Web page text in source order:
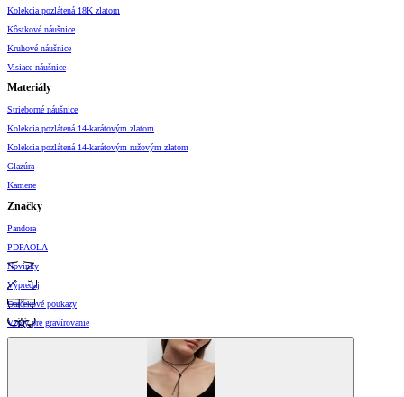
Kolekcia pozlátená 18K zlatom
Kôstkové náušnice
Kruhové náušnice
Visiace náušnice
Materiály
Strieborné náušnice
Kolekcia pozlátená 14-karátovým zlatom
Kolekcia pozlátená 14-karátovým ružovým zlatom
Glazúra
Kamene
Značky
Pandora
PDPAOLA
Novinky
Výpredaj
Darčekové poukazy
Vzory pre gravírovanie